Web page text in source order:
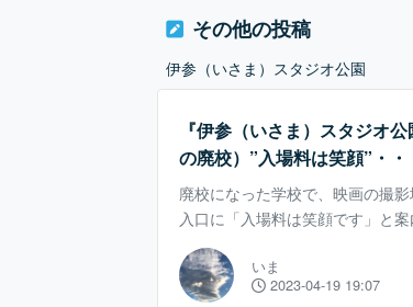
その他の投稿
伊参（いさま）スタジオ公園
『伊参（いさま）スタジオ
の廃校）”入場料は笑顔”・・
廃校になった学校で、映画の撮
入口に「入場料は笑顔です」と
性に心地よい刺激をうけ廊下を
録や芸術作品の展示などを観るこ
ら、たまらない空間です。 木造
いま
2023-04-19 19:07